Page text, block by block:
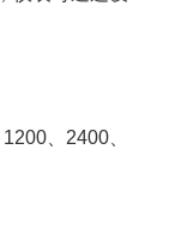
、2400、